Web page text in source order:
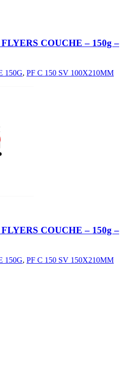
COUCHE – 150g –
150G, PF C 150 SV 100X210MM
COUCHE – 150g –
150G, PF C 150 SV 150X210MM